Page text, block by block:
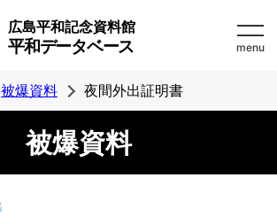
広島平和記念資料館
平和データベース menu
被爆資料 夜間外出証明書
被爆資料